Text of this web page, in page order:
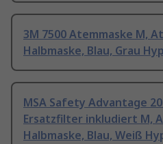
3M 7500 Atemmaske M,
Halbmaske, Blau, Grau
MSA Safety Advantage
Ersatzfilter inkludiert M,
Halbmaske, Blau, Weiß